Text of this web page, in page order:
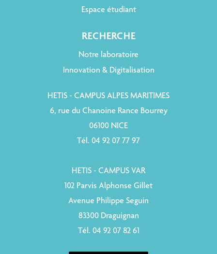
Espace étudiant
RECHERCHE
Notre laboratoire
Innovation & Digitalisation
HETIS - CAMPUS ALPES MARITIMES
6, rue du Chanoine Rance Bourrey
06100 NICE
Tél. 04 92 07 77 97
HETIS - CAMPUS VAR
102 Parvis Alphonse Gillet
Avenue Philippe Seguin
83300 Draguignan
Tél. 04 92 07 82 61